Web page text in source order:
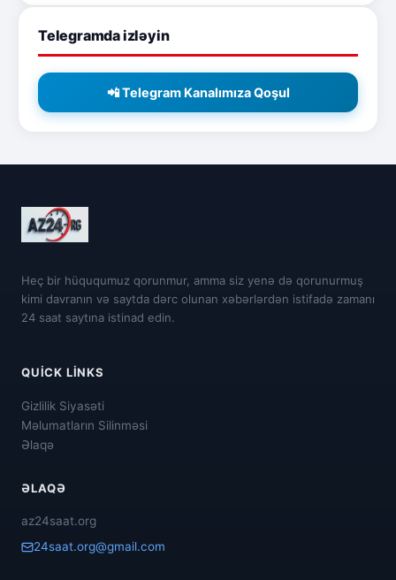
Telegramda izləyin
📲 Telegram Kanalımıza Qoşul
Heç bir hüququmuz qorunmur, amma siz yenə də qorunurmuş
kimi davranın və saytda dərc olunan xəbərlərdən istifadə zamanı
24 saat saytına istinad edin.
QUICK LINKS
Gizlilik Siyasəti
Məlumatların Silinməsi
Əlaqə
ƏLAQƏ
az24saat.org
24saat.org@gmail.com